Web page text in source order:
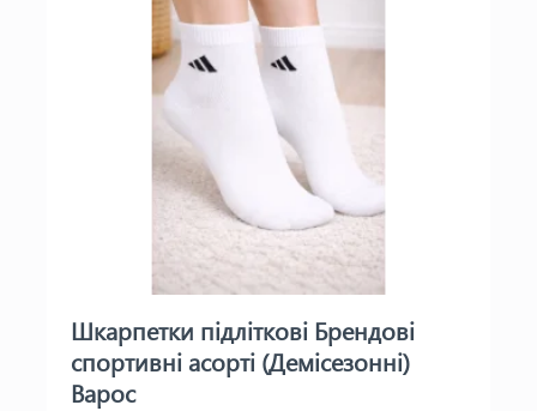
Шкарпетки підліткові Брендові
спортивні асорті (Демісезонні)
Варос